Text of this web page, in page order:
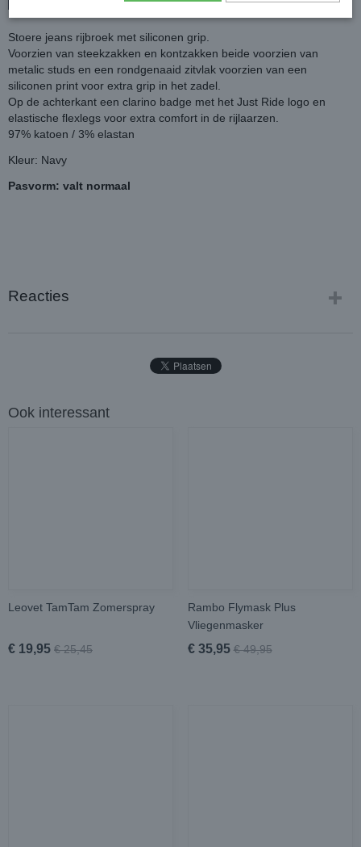
Stoere jeans rijbroek met siliconen grip.
Voorzien van steekzakken en kontzakken beide voorzien van
metalic studs en een rondgenaaid zitvlak voorzien van een
siliconen print voor extra grip in het zadel.
Op de achterkant een clarino badge met het Just Ride logo en
elastische flexlegs voor extra comfort in de rijlaarzen.
97% katoen / 3% elastan
Kleur: Navy
Pasvorm: valt normaal
Reacties
Ook interessant
Leovet TamTam Zomerspray
€ 19,95 € 25,45
Rambo Flymask Plus
Vliegenmasker
€ 35,95 € 49,95